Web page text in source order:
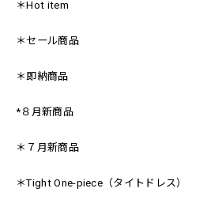
＊Hot item
＊セール商品
＊即納商品
*８月新商品
＊７月新商品
＊Tight One-piece（タイトドレス）